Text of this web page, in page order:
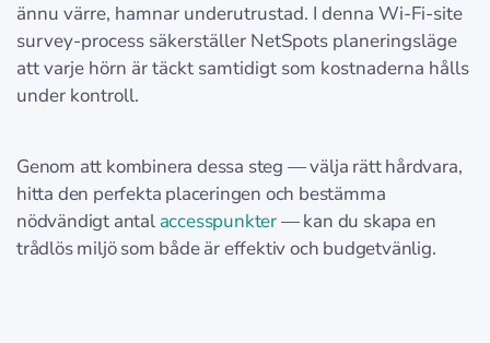
ännu värre, hamnar underutrustad. I denna Wi-Fi-site
survey-process säkerställer NetSpots planeringsläge
att varje hörn är täckt samtidigt som kostnaderna hålls
under kontroll.
Genom att kombinera dessa steg — välja rätt hårdvara,
hitta den perfekta placeringen och bestämma
nödvändigt antal accesspunkter— kan du skapa en
trådlös miljö som både är effektiv och budgetvänlig.